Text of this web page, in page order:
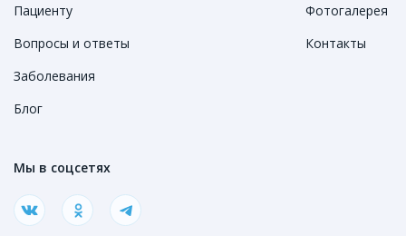
Пациенту
Вопросы и ответы
Заболевания
Блог
Фотогалерея
Контакты
Мы в соцсетях